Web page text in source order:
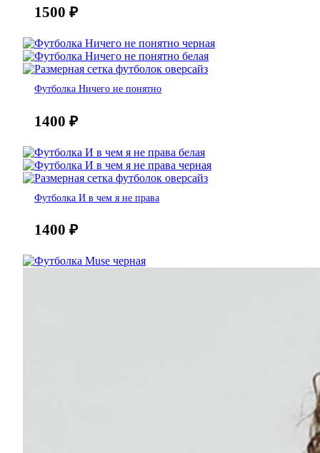
1500 ₽
Футболка Ничего не понятно
1400 ₽
Футболка И в чем я не права
1400 ₽